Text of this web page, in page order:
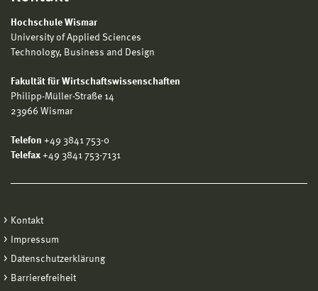
Hochschule Wismar
University of Applied Sciences
Technology, Business and Design
Fakultät für Wirtschaftswissenschaften
Philipp-Müller-Straße 14
23966 Wismar
Telefon +49 3841 753-0
Telefax +49 3841 753-7131
Kontakt
Impressum
Datenschutzerklärung
Barrierefreiheit